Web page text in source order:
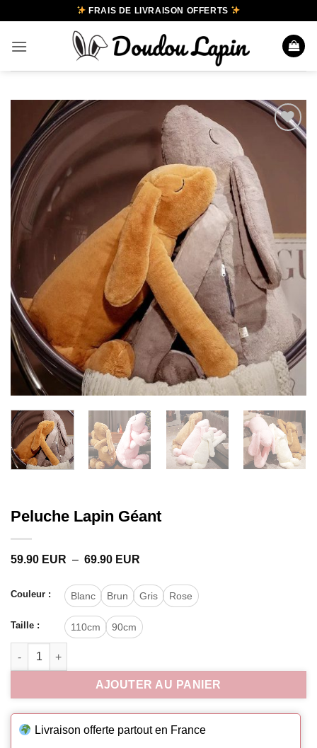
contenu
FRAIS DE LIVRAISON OFFERTS
Peluche Lapin Géant
59.90 EUR – 69.90 EUR
59.90 EUR
à
Couleur : Blanc Brun Gris Rose
Taille : 110cm
90cm
quantité de Peluche Lapin Géant
AJOUTER AU PANIER
Livraison offerte partout en France